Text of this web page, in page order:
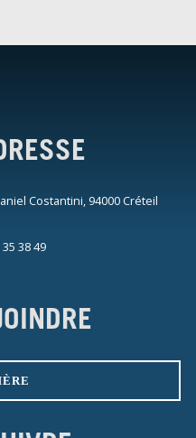
Costantini, 94000 Créteil
38 49